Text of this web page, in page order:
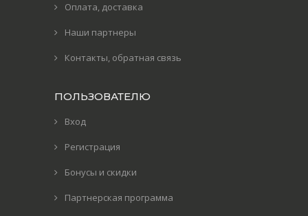
Оплата, доставка
Наши партнеры
Контакты, обратная связь
ПОЛЬЗОВАТЕЛЮ
Вход
Регистрация
Бонусы и скидки
Партнерская программа